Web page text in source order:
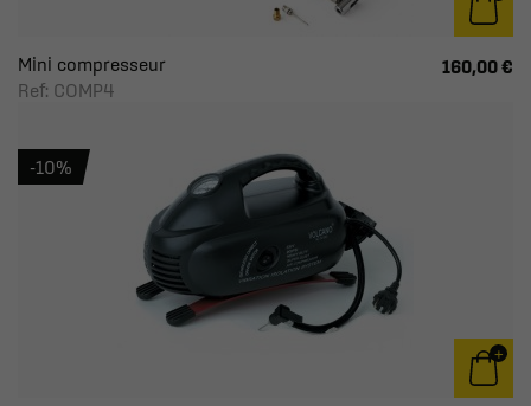
Mini compresseur
Ref: COMP4
160,00 €
-10%